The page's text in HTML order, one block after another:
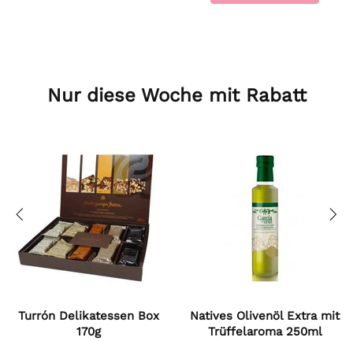
Nur diese Woche mit Rabatt
Turrón Delikatessen Box
170g
Natives Olivenöl Extra mit
Trüffelaroma 250ml